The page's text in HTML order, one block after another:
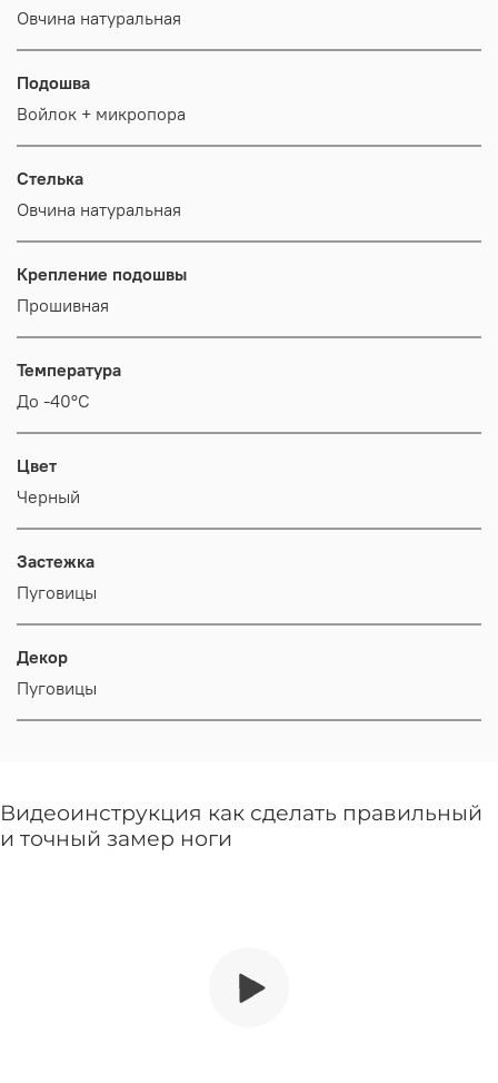
Овчина натуральная
Подошва
Войлок + микропора
Стелька
Овчина натуральная
Крепление подошвы
Прошивная
Температура
До -40°С
Цвет
Черный
Застежка
Пуговицы
Декор
Пуговицы
Видеоинструкция как сделать правильный
и точный замер ноги